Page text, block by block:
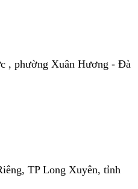
, phường Xuân Hương - Đà
TP Long Xuyên, tỉnh